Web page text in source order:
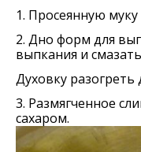
1. Просеянную
2. Дно форм для
выпкания и
Духовку разогреть
3. Размягченное
сахаром.